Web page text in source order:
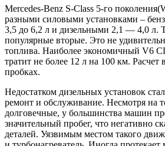
Mercedes-Benz S-Class 5-го
разными силовыми установками –
3,5 до 6,2 л и дизельными 2,1 — 4,0 л.
популярные вторые. Это не
топлива. Наиболее экономичный V6
тратит не более 12 л на 100 км. Расчет
пробках.
Недостатком дизельных установок
ремонт и обслуживание. Несмотря на
долговечные, у большинства машин
значительный пробег, что негативно
деталей. Уязвимым местом такого